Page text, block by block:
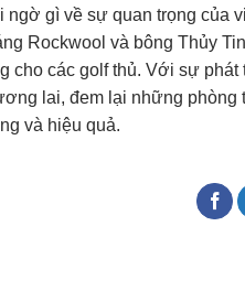
ngờ gì về sự quan trọng của
Rockwool và bông Thủy
cho các golf thủ. Với sự
lai, đem lại những
và hiệu quả.